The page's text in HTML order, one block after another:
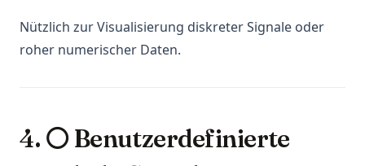
Nützlich zur Visualisierung diskreter Signale oder
roher numerischer Daten.
4. ⚪ Benutzerdefinierte